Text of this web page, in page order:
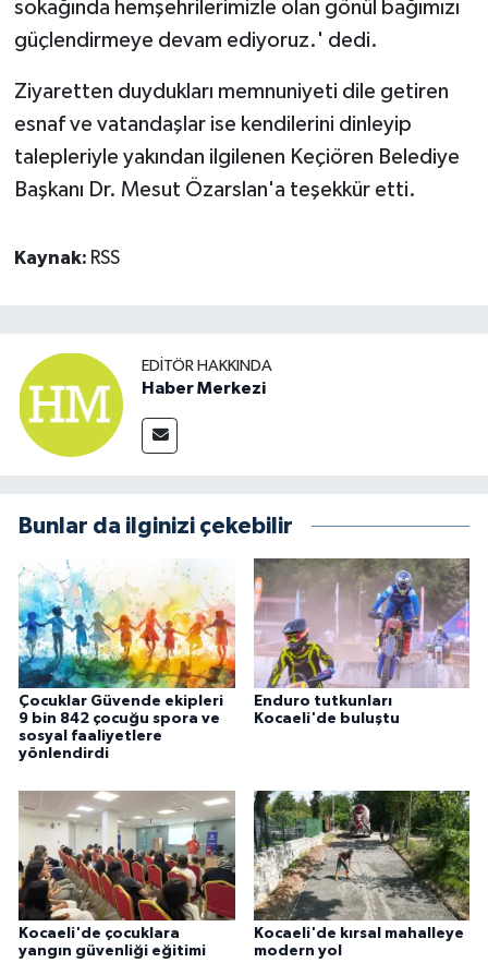
sokağında hemşehrilerimizle olan gönül bağımızı
güçlendirmeye devam ediyoruz.' dedi.
Ziyaretten duydukları memnuniyeti dile getiren
esnaf ve vatandaşlar ise kendilerini dinleyip
talepleriyle yakından ilgilenen Keçiören Belediye
Başkanı Dr. Mesut Özarslan'a teşekkür etti.
Kaynak: RSS
EDITÖR HAKKINDA
Haber Merkezi
Bunlar da ilginizi çekebilir
Çocuklar Güvende ekipleri
9 bin 842 çocuğu spora ve
sosyal faaliyetlere
yönlendirdi
Enduro tutkunları
Kocaeli'de buluştu
Kocaeli'de çocuklara
yangın güvenliği eğitimi
Kocaeli'de kırsal mahalleye
modern yol